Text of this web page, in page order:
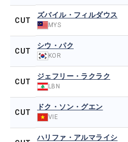
CUT
ズバイル・フィルダウス
MYS
CUT
シウ・パク
KOR
CUT
ジェフリー・ラクラク
LBN
CUT
ドク・ソン・グエン
VIE
ハリファ・アルマライシ